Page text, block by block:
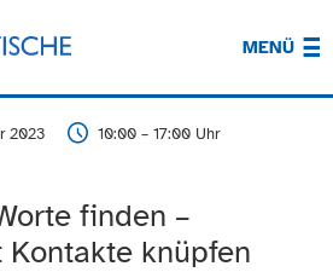
MENÜ
2023
10:00 – 17:00 Uhr
finden –
Kontakte knüpfen